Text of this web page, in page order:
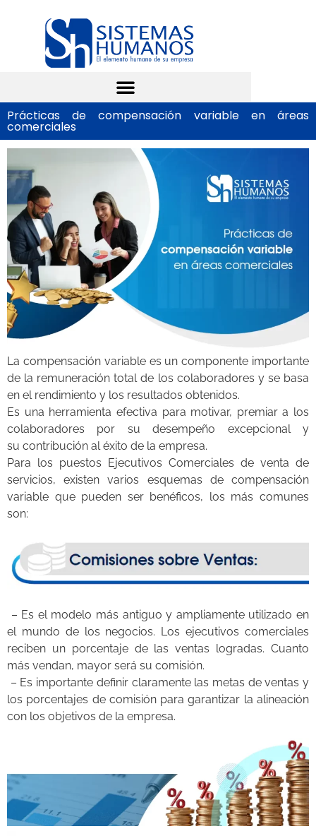
Prácticas de compensación variable en áreas
comerciales
La compensación variable es un componente importante
de la remuneración total de los colaboradores y se basa
en el rendimiento y los resultados obtenidos.
Es una herramienta efectiva para motivar, premiar a los
colaboradores por su desempeño excepcional y
su contribución al éxito de la empresa.
Para los puestos Ejecutivos Comerciales de venta de
servicios, existen varios esquemas de compensación
variable que pueden ser benéficos, los más comunes
son:
– Es el modelo más antiguo y ampliamente utilizado en
el mundo de los negocios. Los ejecutivos comerciales
reciben un porcentaje de las ventas logradas. Cuanto
más vendan, mayor será su comisión.
– Es importante definir claramente las metas de ventas y
los porcentajes de comisión para garantizar la alineación
con los objetivos de la empresa.